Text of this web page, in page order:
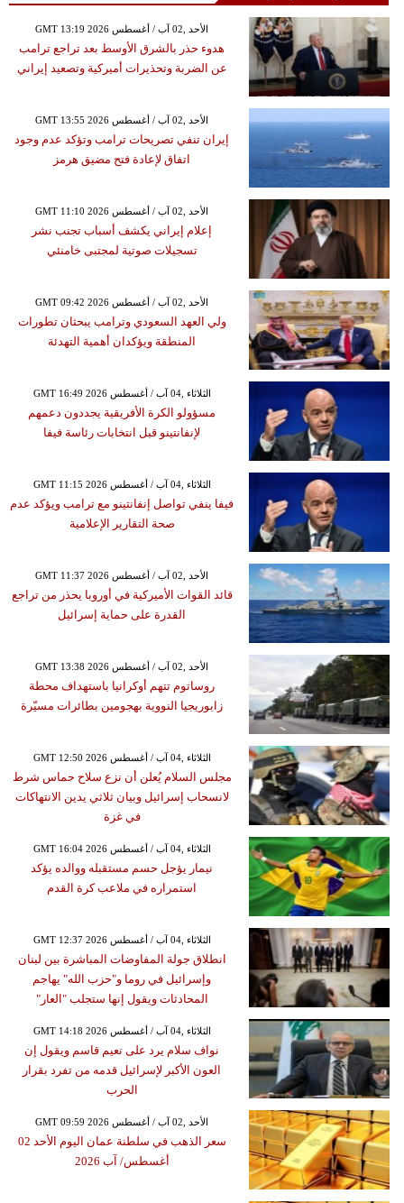
GMT 13:19 2026 الأحد ,02 آب / أغسطس
هدوء حذر بالشرق الأوسط بعد تراجع ترامب
عن الضربة وتحذيرات أميركية وتصعيد إيراني
GMT 13:55 2026 الأحد ,02 آب / أغسطس
إيران تنفي تصريحات ترامب وتؤكد عدم وجود
اتفاق لإعادة فتح مضيق هرمز
GMT 11:10 2026 الأحد ,02 آب / أغسطس
إعلام إيراني يكشف أسباب تجنب نشر
تسجيلات صوتية لمجتبى خامنئي
GMT 09:42 2026 الأحد ,02 آب / أغسطس
ولي العهد السعودي وترامب يبحثان تطورات
المنطقة ويؤكدان أهمية التهدئة
GMT 16:49 2026 الثلاثاء ,04 آب / أغسطس
مسؤولو الكرة الأفريقية يجددون دعمهم
لإنفانتينو قبل انتخابات رئاسة فيفا
GMT 11:15 2026 الثلاثاء ,04 آب / أغسطس
فيفا ينفي تواصل إنفانتينو مع ترامب ويؤكد عدم
صحة التقارير الإعلامية
GMT 11:37 2026 الأحد ,02 آب / أغسطس
قائد القوات الأميركية في أوروبا يحذر من تراجع
القدرة على حماية إسرائيل
GMT 13:38 2026 الأحد ,02 آب / أغسطس
روساتوم تتهم أوكرانيا باستهداف محطة
زابوريجيا النووية بهجومين بطائرات مسيّرة
GMT 12:50 2026 الثلاثاء ,04 آب / أغسطس
مجلس السلام يُعلن أن نزع سلاح حماس شرط
لانسحاب إسرائيل وبيان ثلاثي يدين الانتهاكات
في غزة
GMT 16:04 2026 الثلاثاء ,04 آب / أغسطس
نيمار يؤجل حسم مستقبله ووالده يؤكد
استمراره في ملاعب كرة القدم
GMT 12:37 2026 الثلاثاء ,04 آب / أغسطس
انطلاق جولة المفاوضات المباشرة بين لبنان
وإسرائيل في روما و"حزب الله" يهاجم
المحادثات ويقول إنها ستجلب "العار"
GMT 14:18 2026 الثلاثاء ,04 آب / أغسطس
نواف سلام يرد على نعيم قاسم ويقول إن
العون الأكبر لإسرائيل قدمه من تفرد بقرار
الحرب
GMT 09:59 2026 الأحد ,02 آب / أغسطس
سعر الذهب في سلطنة عمان اليوم الأحد 02
أغسطس/ آب 2026